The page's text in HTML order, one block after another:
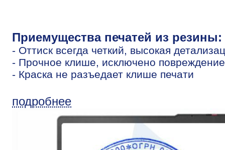
Приемущества печатей из резины:
- Оттиск всегда четкий, высокая
- Прочное клише, исключено
- Краска не разъедает клише печати
подробнее